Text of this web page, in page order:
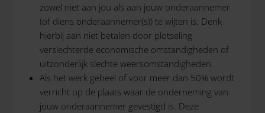
zowel niet aan jou als aan jouw onderaannemer
(of diens onderaannemer(s)) te wijten is. Denk
hierbij aan niet betalen door plotseling
verslechterde economische omstandigheden of
uitzonderlijk slechte weersomstandigheden.
Als het werk geheel of voor meer dan 50% wordt
verricht op de plaats waar de onderneming van
jouw onderaannemer gevestigd is. Deze